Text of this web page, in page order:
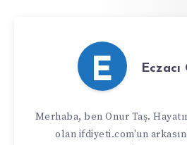
E
Merhaba, ben Onur Taş.
olan ifdiyeti.com'un